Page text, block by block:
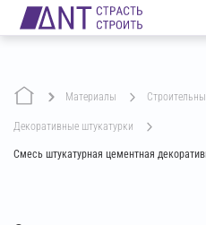
Материалы
декоративные штукатурки
Смесь штукатурная цементная